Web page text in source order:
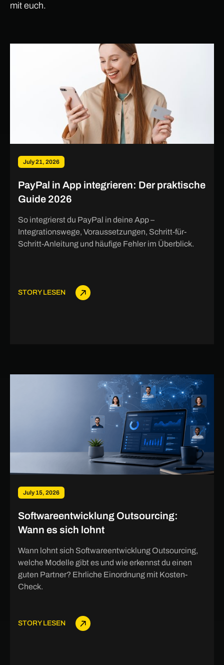
mit euch.
July 21, 2026
PayPal in App integrieren: Der praktische
Guide 2026
So integrierst du PayPal in deine App –
Integrationswege, Voraussetzungen, Schritt-für-
Schritt-Anleitung und häufige Fehler im Überblick.
STORY LESEN
July 15, 2026
Softwareentwicklung Outsourcing:
Wann es sich lohnt
Wann lohnt sich Softwareentwicklung Outsourcing,
welche Modelle gibt es und wie erkennst du einen
guten Partner? Ehrliche Einordnung mit Kosten-
Check.
STORY LESEN